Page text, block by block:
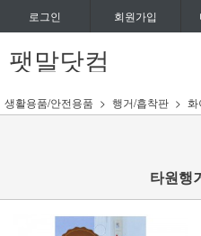
로그인 회원가입
팻말닷컴
생활용품/안전용품 행거/흡착판
타원행